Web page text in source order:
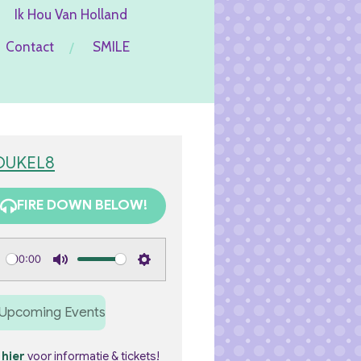
Ik Hou Van Holland
Contact
SMILE
FIRE DOWN BELOW!
00:00
M
u
t
S
Events
hier voor informatie & tickets!